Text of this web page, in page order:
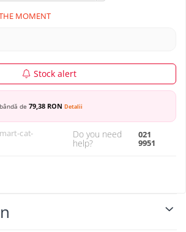
MOMENT
Stock alert
de 79,38 RON Detalii
cat- Do you need
help?
021
9951